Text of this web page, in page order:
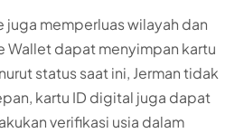
juga memperluas wilayah dan
Wallet dapat menyimpan kartu
status saat ini, Jerman tidak
kartu ID digital juga dapat
verifikasi usia dalam